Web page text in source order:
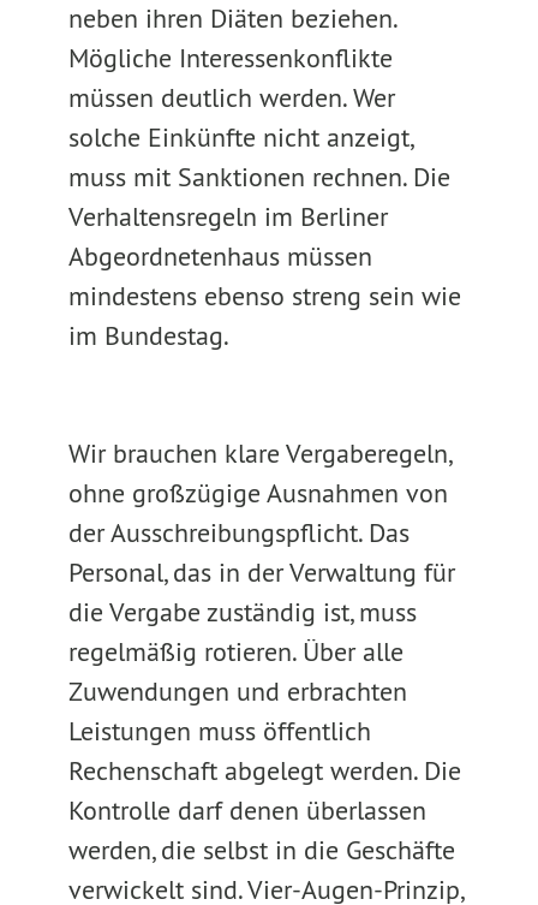
neben ihren Diäten beziehen.
Mögliche Interessenkonflikte
müssen deutlich werden. Wer
solche Einkünfte nicht anzeigt,
muss mit Sanktionen rechnen. Die
Verhaltensregeln im Berliner
Abgeordnetenhaus müssen
mindestens ebenso streng sein wie
im Bundestag.
Wir brauchen klare Vergaberegeln,
ohne großzügige Ausnahmen von
der Ausschreibungspflicht. Das
Personal, das in der Verwaltung für
die Vergabe zuständig ist, muss
regelmäßig rotieren. Über alle
Zuwendungen und erbrachten
Leistungen muss öffentlich
Rechenschaft abgelegt werden. Die
Kontrolle darf denen überlassen
werden, die selbst in die Geschäfte
verwickelt sind. Vier-Augen-Prinzip,